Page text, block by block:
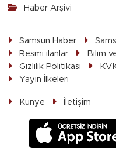
Haber Arşivi
Samsun Haber
Resmi ilanlar
Bilim
Gizlilik Politikası
Yayın İlkeleri
Künye İletişim